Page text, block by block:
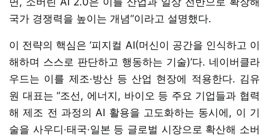
국가 경쟁력을 높이는 개념”이라고 설명했다.
이 전략의 핵심은 ‘피지컬 AI(머신이 공간을 인식하고 이
해하며 스스로 판단하고 행동하는 기술)’다. 네이버클라
우드는 이를 제조·방산 등 산업 현장에 적용한다. 김유
원 대표는 “조선, 에너지, 바이오 등 주요 기업들과 협력
해 제조 전 과정의 AI 활용을 고도화하는 동시에, 이 기
술을 사우디·태국·일본 등 글로벌 시장으로 확산해 소버